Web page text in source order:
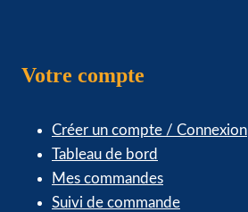
Votre compte
Créer un compte / Connexion
Tableau de bord
Mes commandes
Suivi de commande